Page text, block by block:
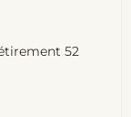
52